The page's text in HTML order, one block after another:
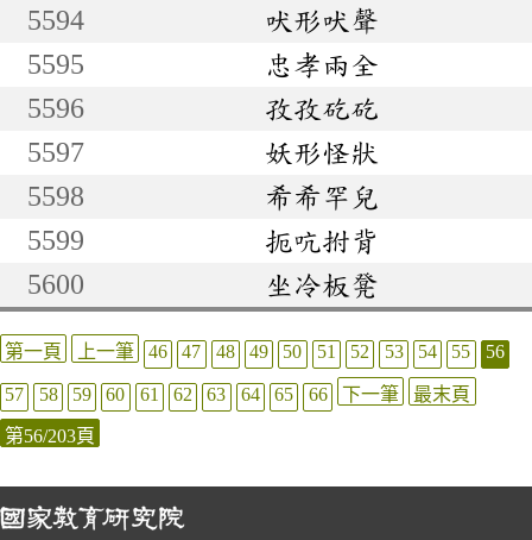
5594
吠形吠聲
5595
忠孝兩全
5596
孜孜矻矻
5597
妖形怪狀
5598
希希罕兒
5599
扼吭拊背
5600
坐冷板凳
第一頁 上一筆 46 47 48 49 50 51 52 53 54 55 56
57 58 59 60 61 62 63 64 65 66 下一筆 最末頁
第56/203頁